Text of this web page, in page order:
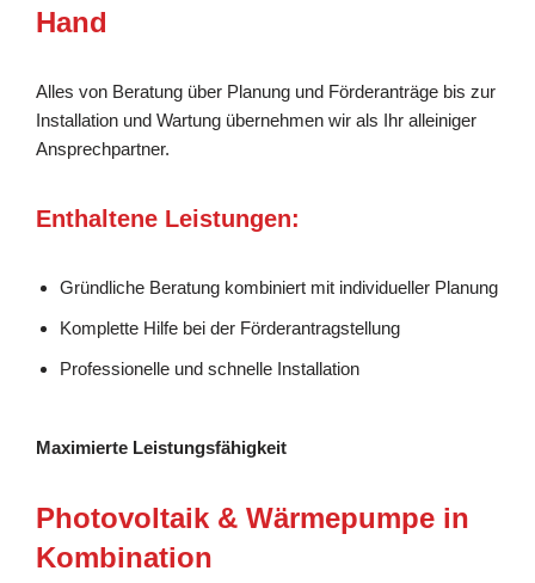
Hand
Alles von Beratung über Planung und Förderanträge bis zur
Installation und Wartung übernehmen wir als Ihr alleiniger
Ansprechpartner.
Enthaltene Leistungen:
Gründliche Beratung kombiniert mit individueller Planung
Komplette Hilfe bei der Förderantragstellung
Professionelle und schnelle Installation
Maximierte Leistungsfähigkeit
Photovoltaik & Wärmepumpe in
Kombination